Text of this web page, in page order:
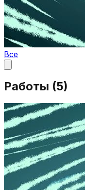
Все
Работы (5)